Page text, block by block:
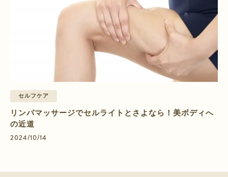
セルフケア
リンパマッサージでセルライトとさよなら！美ボディへ
の近道
2024/10/14